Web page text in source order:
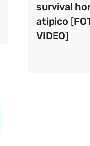
survival
atipico
VIDEO]